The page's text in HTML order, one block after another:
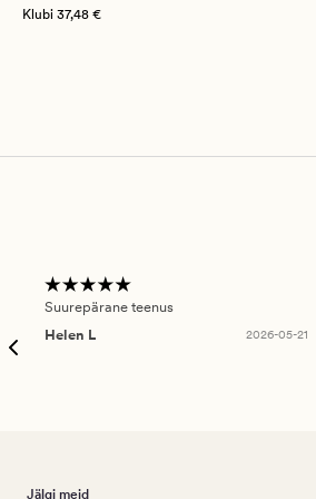
Klubi 37,48 €
Suurepärane teenus
Helen L
2026-05-21
Jälgi meid